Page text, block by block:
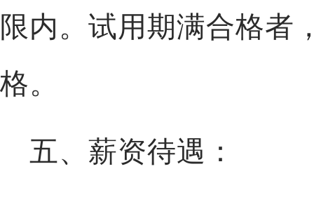
限内。试用期满合格者
格。
五、 薪资待遇：